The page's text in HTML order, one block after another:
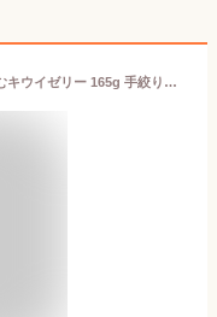
大分県国東市産キウイを贅沢に使用 飲むキウイゼリー 165g 手絞り果汁 香料&合成着色料不使用 てんさい糖使用 オレンジ農園